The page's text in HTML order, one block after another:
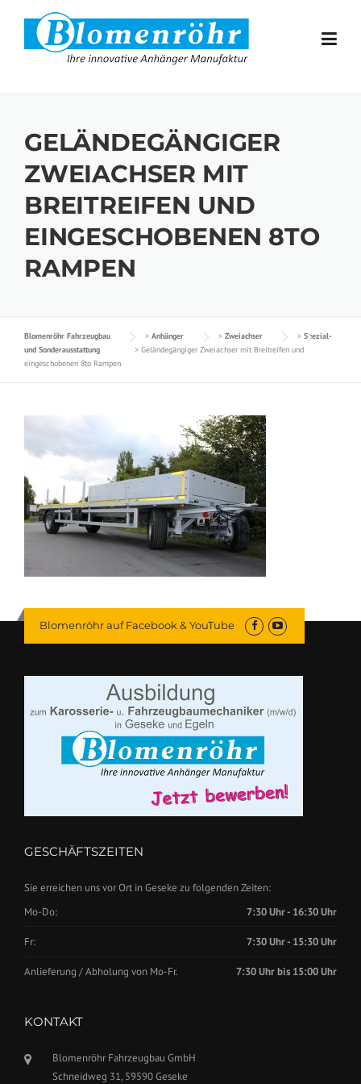
Skip to content
GELÄNDEGÄNGIGER
ZWEIACHSER MIT
BREITREIFEN UND
EINGESCHOBENEN 8TO
RAMPEN
Blomenröhr Fahrzeugbau > Anhänger > Zweiachser > Spezial-
und Sonderausstattung
> Geländegängiger Zweiachser mit Breitreifen und
eingeschobenen 8to Rampen
Blomenröhr auf Facebook & YouTube
GESCHÄFTSZEITEN
Sie erreichen uns vor Ort in Geseke zu folgenden Zeiten:
Mo-Do:
7:30 Uhr - 16:30 Uhr
Fr: 7:30 Uhr - 15:30 Uhr
Anlieferung / Abholung von Mo-Fr. 7:30 Uhr bis 15:00 Uhr
KONTAKT
Blomenröhr Fahrzeugbau GmbH
Schneidweg 31, 59590 Geseke